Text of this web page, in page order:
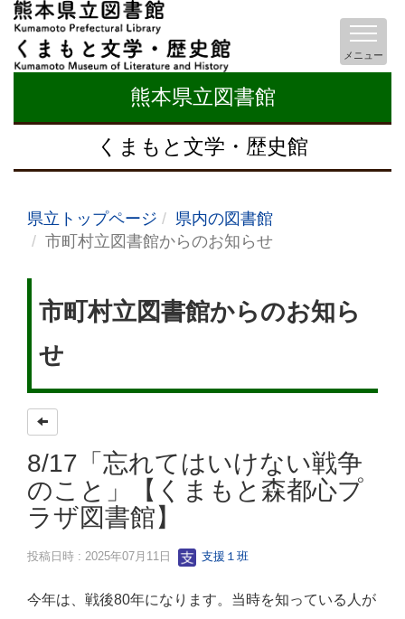
熊本県立図書館
くまもと文学・歴史館
メニュー
県立トップページ
県内の図書館
市町村立図書館からのお知らせ
市町村立図書館からのお知ら
せ
8/17「忘れてはいけない戦争
のこと」【くまもと森都心プ
ラザ図書館】
投稿日時 : 2025年07月11日 支援１班
今年は、戦後80年になります。当時を知っている人が